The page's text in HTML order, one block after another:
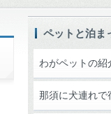
ペットと泊ま
わがペットの紹
那須に犬連れで